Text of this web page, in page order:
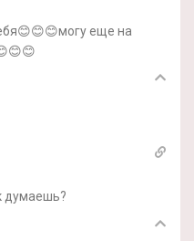
еще на
думаешь?